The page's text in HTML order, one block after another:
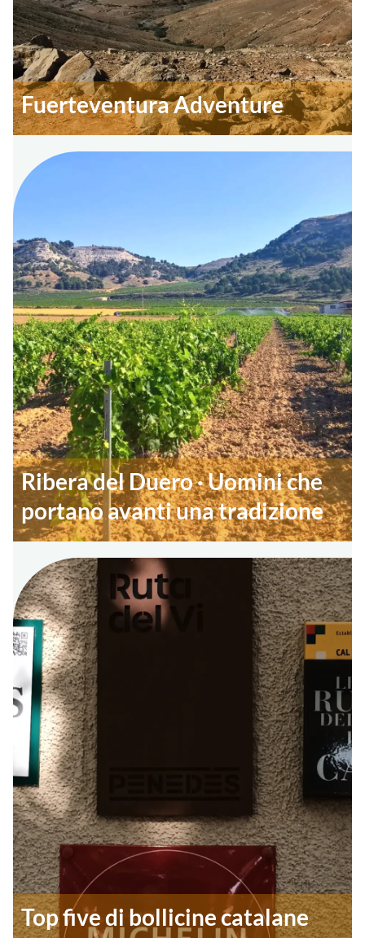
Fuerteventura Adventure
Ribera del Duero · Uomini che
portano avanti una tradizione
Top five di bollicine catalane